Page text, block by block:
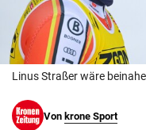
© Krone Multimedia
Muthgasse 2, 1190 Wien
Linus Straßer wäre
Von krone Sport